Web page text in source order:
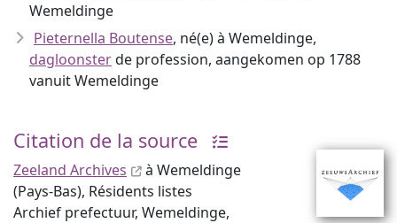
Wemeldinge
Pieternella Boutense, né(e) à Wemeldinge,
dagloonsterde profession, aangekomen op 1788
vanuit Wemeldinge
Citation de la source
Zeeland Archives
à Wemeldinge
(Pays-Bas), Résidents listes
Archief prefectuur, Wemeldinge,